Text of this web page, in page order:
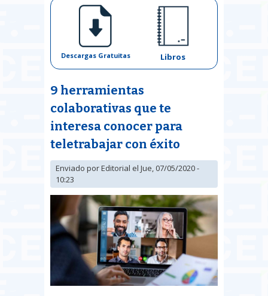
Descargas Gratuitas Libros
9 herramientas
colaborativas que te
interesa conocer para
teletrabajar con éxito
Enviado porEditorial el Jue, 07/05/2020 -
10:23